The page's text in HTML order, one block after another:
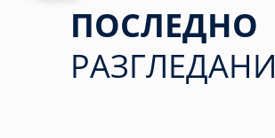
ПОСЛЕДНО
РАЗГЛЕДАНИ